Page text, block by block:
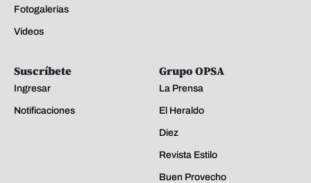
Fotogalerías
Videos
Suscríbete
Ingresar
Notificaciones
Grupo OPSA
La Prensa
El Heraldo
Diez
Revista Estilo
Buen Provecho